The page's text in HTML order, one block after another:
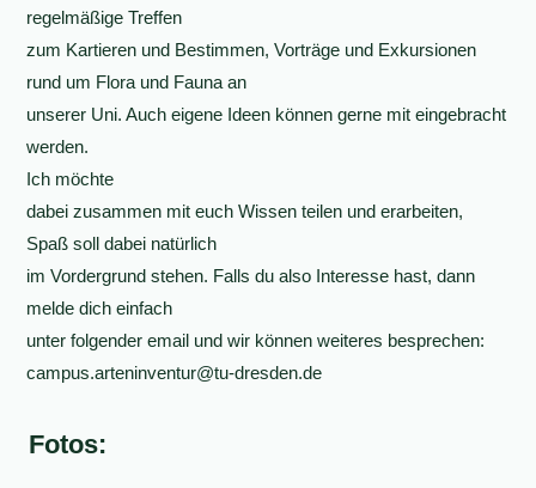
regelmäßige Treffen
zum Kartieren und Bestimmen, Vorträge und Exkursionen
rund um Flora und Fauna an
unserer Uni. Auch eigene Ideen können gerne mit eingebracht
werden.
Ich möchte
dabei zusammen mit euch Wissen teilen und erarbeiten,
Spaß soll dabei natürlich
im Vordergrund stehen. Falls du also Interesse hast, dann
melde dich einfach
unter folgender email und wir können weiteres besprechen:
campus.arteninventur@tu-dresden.de
Fotos: